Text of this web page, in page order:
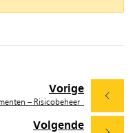
Volgende
Vorige
– Risicobeheer